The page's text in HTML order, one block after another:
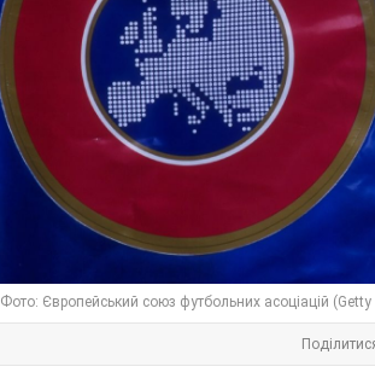
Фото: Європейський союз футбольних асоціацій